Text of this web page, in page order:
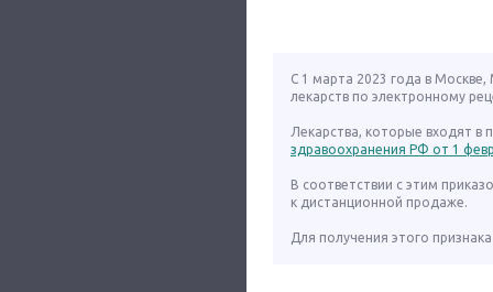
С 1 марта 2023 года в
лекарств по электронному
Лекарства, которые входят в
здравоохранения РФ от 1
В соответствии с этим
к дистанционной продаже.
Для получения этого признака